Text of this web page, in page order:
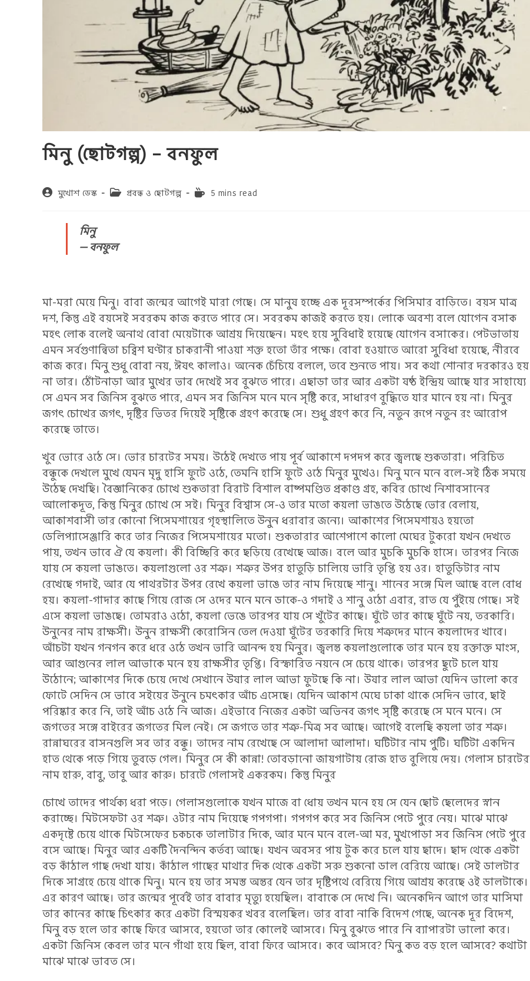
মিনু (ছোটগল্প) – বনফুল
Postমুখোশ ডেস্ক
Postপ্রবন্ধ ও ছোটগল্প
Reading5 mins read
মিনু
— বনফুল
মা-মরা মেয়ে মিনু। বাবা জন্মের আগেই মারা গেছে। সে মানুষ হচ্ছে এক দূরসম্পর্কের পিসিমার বাড়িতে। বয়স মাত্র
দশ, কিন্তু এই বয়সেই সবরকম কাজ করতে পারে সে। সবরকম কাজই করতে হয়। লোকে অবশ্য বলে যোগেন বসাক
মহৎ লোক বলেই অনাথ বোবা মেয়েটাকে আশ্রয় দিয়েছেন। মহৎ হয়ে সুবিধাই হয়েছে যোগেন বসাকের। পেটভাতায়
এমন সর্বগুণান্বিতা চব্বিশ ঘণ্টার চাকরানী পাওয়া শক্ত হতো তাঁর পক্ষে। বোবা হওয়াতে আরো সুবিধা হয়েছে, নীরবে
কাজ করে। মিনু শুধু বোবা নয়, ঈষৎ কালাও। অনেক চেঁচিয়ে বললে, তবে শুনতে পায়। সব কথা শোনার দরকারও হয়
না তার। ঠোঁটনাড়া আর মুখের ভাব দেখেই সব বুঝতে পারে। এছাড়া তার আর একটা ষষ্ঠ ইন্দ্রিয় আছে যার সাহায্যে
সে এমন সব জিনিস বুঝতে পারে, এমন সব জিনিস মনে মনে সৃষ্টি করে, সাধারণ বুদ্ধিতে যার মানে হয় না। মিনুর
জগৎ চোখের জগৎ, দৃষ্টির ভিতর দিয়েই সৃষ্টিকে গ্রহণ করেছে সে। শুধু গ্রহণ করে নি, নতুন রূপে নতুন রং আরোপ
করেছে তাতে।
খুব ভোরে ওঠে সে। ভোর চারটের সময়। উঠেই দেখতে পায় পূর্ব আকাশে দপদপ করে জ্বলছে শুকতারা। পরিচিত
বন্ধুকে দেখলে মুখে যেমন মৃদু হাসি ফুটে ওঠে, তেমনি হাসি ফুটে ওঠে মিনুর মুখেও। মিনু মনে মনে বলে-সই ঠিক সময়ে
উঠেছ দেখছি। বৈজ্ঞানিকের চোখে শুকতারা বিরাট বিশাল বাষ্পমণ্ডিত প্রকাণ্ড গ্রহ, কবির চোখে নিশাবসানের
আলোকদূত, কিন্তু মিনুর চোখে সে সই। মিনুর বিশ্বাস সে-ও তার মতো কয়লা ভাঙতে উঠেছে ভোর বেলায়,
আকাশবাসী তার কোনো পিসেমশায়ের গৃহস্থালিতে উনুন ধরাবার জন্যে। আকাশের পিসেমশায়ও হয়তো
ডেলিপ্যাসেঞ্জারি করে তার নিজের পিসেমশায়ের মতো। শুকতারার আশেপাশে কালো মেঘের টুকরো যখন দেখতে
পায়, তখন ভাবে ঐ যে কয়লা। কী বিচ্ছিরি করে ছড়িয়ে রেখেছে আজ। বলে আর মুচকি মুচকি হাসে। তারপর নিজে
যায় সে কয়লা ভাঙতে। কয়লাগুলো ওর শত্রু। শত্রুর উপর হাতুড়ি চালিয়ে ভারি তৃপ্তি হয় ওর। হাতুড়িটার নাম
রেখেছে গদাই, আর যে পাথরটার উপর রেখে কয়লা ভাঙে তার নাম দিয়েছে শানু। শানের সঙ্গে মিল আছে বলে বোধ
হয়। কয়লা-গাদার কাছে গিয়ে রোজ সে ওদের মনে মনে ডাকে-ও গদাই ও শানু ওঠো এবার, রাত যে পুঁইয়ে গেছে। সই
এসে কয়লা ভাঙছে। তোমরাও ওঠো, কয়লা ভেঙে তারপর যায় সে খুঁটের কাছে। ঘুঁটে তার কাছে ঘুঁটে নয়, তরকারি।
উনুনের নাম রাক্ষসী। উনুন রাক্ষসী কেরোসিন তেল দেওয়া ঘুঁটের তরকারি দিয়ে শত্রুদের মানে কয়লাদের খাবে।
আঁচটা যখন গনগন করে ধরে ওঠে তখন ভারি আনন্দ হয় মিনুর। জ্বলন্ত কয়লাগুলোকে তার মনে হয় রক্তাক্ত মাংস,
আর আগুনের লাল আভাকে মনে হয় রাক্ষসীর তৃপ্তি। বিস্ফারিত নয়নে সে চেয়ে থাকে। তারপর ছুটে চলে যায়
উঠোনে; আকাশের দিকে চেয়ে দেখে সেখানে উষার লাল আভা ফুটছে কি না। উষার লাল আভা যেদিন ভালো করে
ফোটে সেদিন সে ভাবে সইয়ের উনুনে চমৎকার আঁচ এসেছে। যেদিন আকাশ মেঘে ঢাকা থাকে সেদিন ভাবে, ছাই
পরিষ্কার করে নি, তাই আঁচ ওঠে নি আজ। এইভাবে নিজের একটা অভিনব জগৎ সৃষ্টি করেছে সে মনে মনে। সে
জগতের সঙ্গে বাইরের জগতের মিল নেই। সে জগতে তার শত্রু-মিত্র সব আছে। আগেই বলেছি কয়লা তার শত্রু।
রান্নাঘরের বাসনগুলি সব তার বন্ধু। তাদের নাম রেখেছে সে আলাদা আলাদা। ঘটিটার নাম পুটি। ঘটিটা একদিন
হাত থেকে পড়ে গিয়ে তুবড়ে গেল। মিনুর সে কী কান্না! তোবড়ানো জায়গাটায় রোজ হাত বুলিয়ে দেয়। গেলাস চারটের
নাম হারু, বাবু, তাবু আর কারু। চারটে গেলাসই একরকম। কিন্তু মিনুর
চোখে তাদের পার্থক্য ধরা পড়ে। গেলাসগুলোকে যখন মাজে বা ধোয় তখন মনে হয় সে যেন ছোট ছেলেদের স্নান
করাচ্ছে। মিটসেফটা ওর শত্রু। ওটার নাম দিয়েছে গপগপা। গপগপ করে সব জিনিস পেটে পুরে নেয়। মাঝে মাঝে
একদৃষ্টে চেয়ে থাকে মিটসেফের চকচকে তালাটার দিকে, আর মনে মনে বলে-আ মর, মুখপোড়া সব জিনিস পেটে পুরে
বসে আছে। মিনুর আর একটি দৈনন্দিন কর্তব্য আছে। যখন অবসর পায় টুক করে চলে যায় ছাদে। ছাদ থেকে একটা
বড় কাঁঠাল গাছ দেখা যায়। কাঁঠাল গাছের মাথার দিক থেকে একটা সরু শুকনো ডাল বেরিয়ে আছে। সেই ডালটার
দিকে সাগ্রহে চেয়ে থাকে মিনু। মনে হয় তার সমস্ত অন্তর যেন তার দৃষ্টিপথে বেরিয়ে গিয়ে আশ্রয় করেছে ওই ডালটাকে।
এর কারণ আছে। তার জন্মের পূর্বেই তার বাবার মৃত্যু হয়েছিল। বাবাকে সে দেখে নি। অনেকদিন আগে তার মাসিমা
তার কানের কাছে চিৎকার করে একটা বিস্ময়কর খবর বলেছিল। তার বাবা নাকি বিদেশ গেছে, অনেক দূর বিদেশ,
মিনু বড় হলে তার কাছে ফিরে আসবে, হয়তো তার কোলেই আসবে। মিনু বুঝতে পারে নি ব্যাপারটা ভালো করে।
একটা জিনিস কেবল তার মনে গাঁথা হয়ে ছিল, বাবা ফিরে আসবে। কবে আসবে? মিনু কত বড় হলে আসবে? কথাটা
মাঝে মাঝে ভাবত সে।